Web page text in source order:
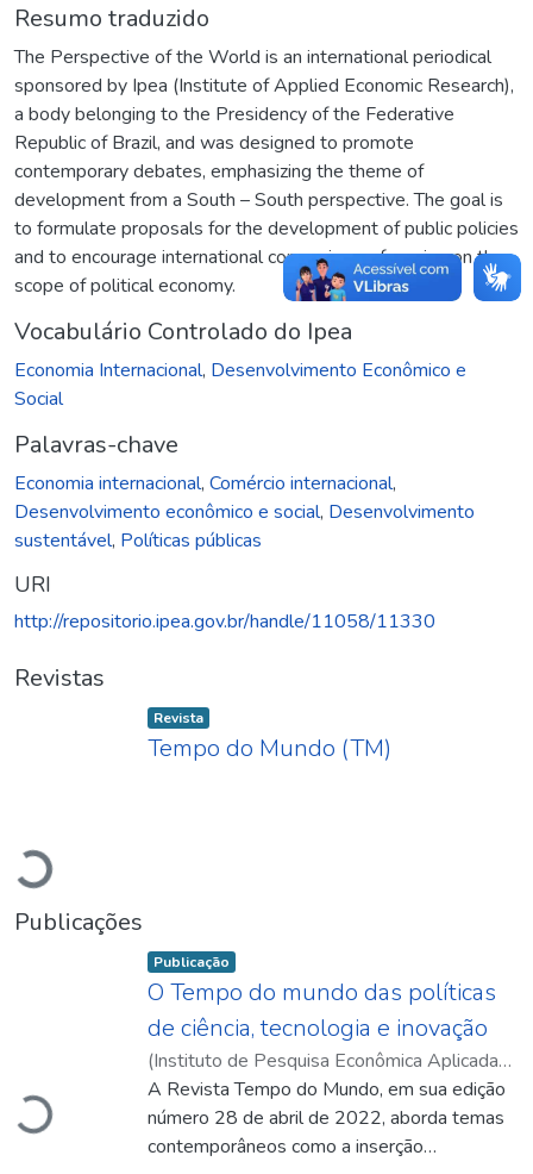
Resumo traduzido
The Perspective of the World is an international periodical
sponsored by Ipea (Institute of Applied Economic Research),
a body belonging to the Presidency of the Federative
Republic of Brazil, and was designed to promote
contemporary debates, emphasizing the theme of
development from a South – South perspective. The goal is
to formulate proposals for the development of public policies
and to encourage international comparisons, focusing on the
scope of political economy.
Vocabulário Controlado do Ipea
Economia Internacional, Desenvolvimento Econômico e
Social
Palavras-chave
Economia internacional, Comércio internacional,
Desenvolvimento econômico e social, Desenvolvimento
sustentável, Políticas públicas
URI
http://repositorio.ipea.gov.br/handle/11058/11330
Revistas
Carregando...
Item type:
Revista ,
Tempo do Mundo (TM)
Publicações
Carregando...
Item type:
Publicação ,
O Tempo do mundo das políticas
de ciência, tecnologia e inovação
(Instituto de Pesquisa Econômica Aplicada
(Ipea),2022-04) Barros, Pedro Silva
A Revista Tempo do Mundo, em sua edição
número 28 de abril de 2022, aborda temas
contemporâneos como a inserção